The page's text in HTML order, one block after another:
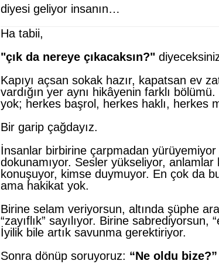
diyesi geliyor insanın…
Ha tabii,
"çık da nereye çıkacaksın?"
Kapıyı açsan sokak hazır, kapatsan ev
vardığın yer aynı hikâyenin farklı
yok; herkes başrol, herkes haklı, herkes
Bir garip çağdayız.
İnsanlar birbirine çarpmadan
dokunamıyor. Sesler yükseliyor,
konuşuyor, kimse duymuyor. En çok da
ama hakikat yok.
Birine selam veriyorsun, altında şüphe
“zayıflık” sayılıyor. Birine sabrediyorsun,
İyilik bile artık savunma gerektiriyor.
Sonra dönüp soruyoruz: “Ne oldu bize?”